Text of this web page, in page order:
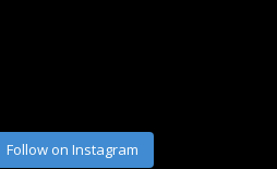
Follow on Instagram